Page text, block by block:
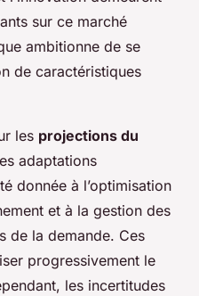
sur ce marché
ambitionne de se
de caractéristiques
les projections du
adaptations
donnée à l’optimisation
et à la gestion des
de la demande. Ces
progressivement le
les incertitudes